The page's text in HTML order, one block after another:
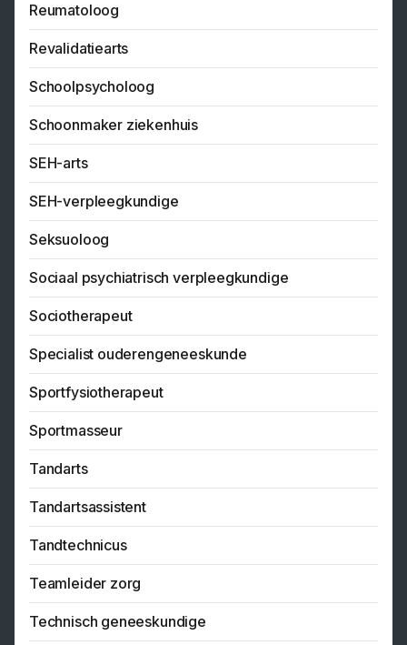
Reumatoloog
Revalidatiearts
Schoolpsycholoog
Schoonmaker ziekenhuis
SEH-arts
SEH-verpleegkundige
Seksuoloog
Sociaal psychiatrisch verpleegkundige
Sociotherapeut
Specialist ouderengeneeskunde
Sportfysiotherapeut
Sportmasseur
Tandarts
Tandartsassistent
Tandtechnicus
Teamleider zorg
Technisch geneeskundige